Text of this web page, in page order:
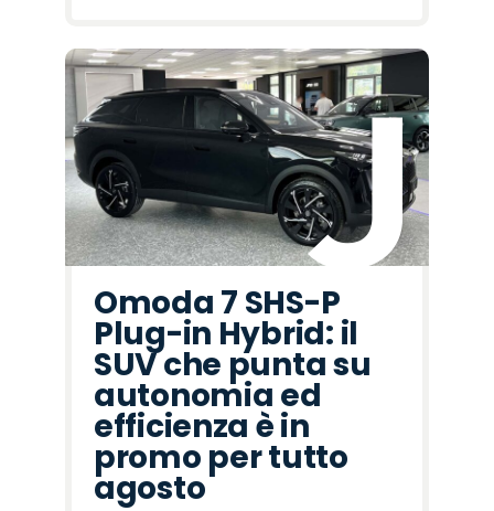
Omoda 7 SHS-P
Plug-in Hybrid: il
SUV che punta su
autonomia ed
efficienza è in
promo per tutto
agosto